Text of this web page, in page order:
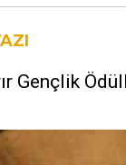
Gençlik